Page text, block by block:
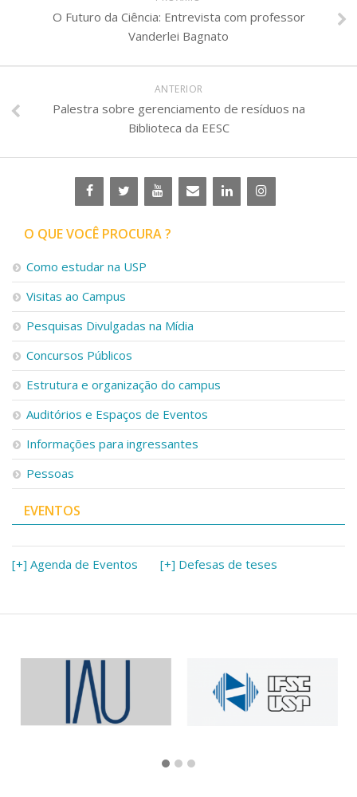
O Futuro da Ciência: Entrevista com professor
Vanderlei Bagnato
ANTERIOR
Palestra sobre gerenciamento de resíduos na
Biblioteca da EESC
O QUE VOCÊ PROCURA ?
Como estudar na USP
Visitas ao Campus
Pesquisas Divulgadas na Mídia
Concursos Públicos
Estrutura e organização do campus
Auditórios e Espaços de Eventos
Informações para ingressantes
Pessoas
EVENTOS
[+] Agenda de Eventos [+] Defesas de teses